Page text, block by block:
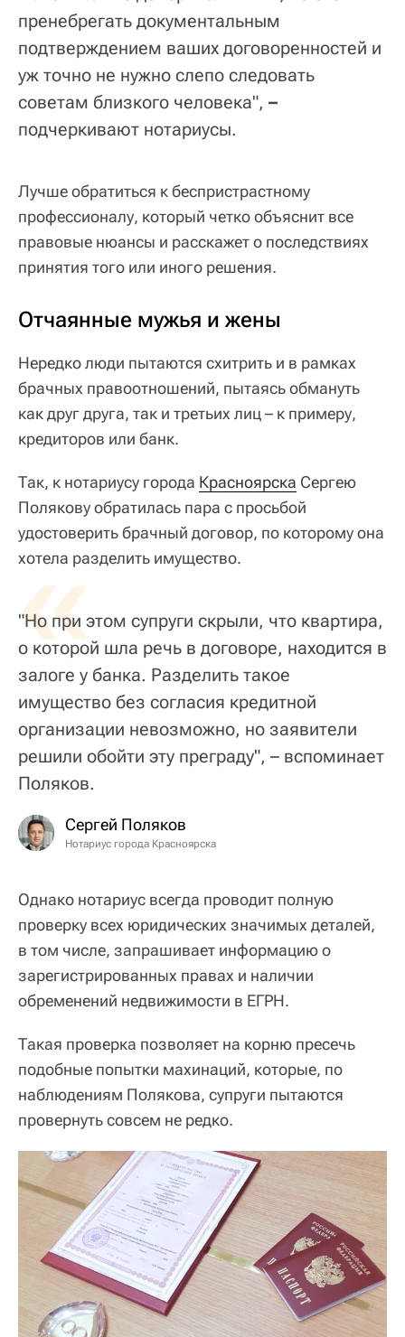
пренебрегать документальным
подтверждением ваших договоренностей и
уж точно не нужно слепо следовать
советам близкого человека", –
подчеркивают нотариусы.
Лучше обратиться к беспристрастному
профессионалу, который четко объяснит все
правовые нюансы и расскажет о последствиях
принятия того или иного решения.
Отчаянные мужья и жены
Нередко люди пытаются схитрить и в рамках
брачных правоотношений, пытаясь обмануть
как друг друга, так и третьих лиц – к примеру,
кредиторов или банк.
Так, к нотариусу города Красноярска Сергею
Полякову обратилась пара с просьбой
удостоверить брачный договор, по которому она
хотела разделить имущество.
«
"Но при этом супруги скрыли, что квартира,
о которой шла речь в договоре, находится в
залоге у банка. Разделить такое
имущество без согласия кредитной
организации невозможно, но заявители
решили обойти эту преграду", – вспоминает
Поляков.
Сергей Поляков
Нотариус города Красноярска
Однако нотариус всегда проводит полную
проверку всех юридических значимых деталей,
в том числе, запрашивает информацию о
зарегистрированных правах и наличии
обременений недвижимости в ЕГРН.
Такая проверка позволяет на корню пресечь
подобные попытки махинаций, которые, по
наблюдениям Полякова, супруги пытаются
провернуть совсем не редко.